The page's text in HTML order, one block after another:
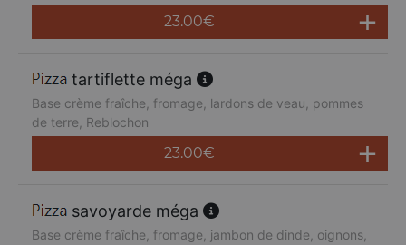
23.00€
tartiflette méga
Base crème fraîche, fromage, lardons de veau, pommes
de terre, Reblochon
23.00€
savoyarde méga
Base crème fraîche, fromage, jambon de dinde, oignons,